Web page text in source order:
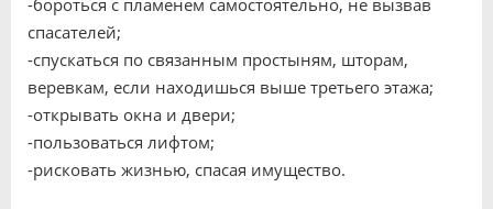
-бороться с пламенем самостоятельно, не вызвав
спасателей;
-спускаться по связанным простыням, шторам,
веревкам, если находишься выше третьего этажа;
-открывать окна и двери;
-пользоваться лифтом;
-рисковать жизнью, спасая имущество.